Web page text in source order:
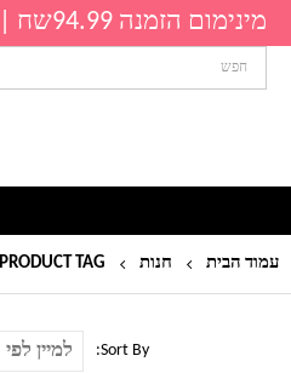
מינימום הזמנה 94.99שח | משלוח חינם מעל 199.99שח
עמוד הבית חנות PRODUCT TAG -
Sort By: